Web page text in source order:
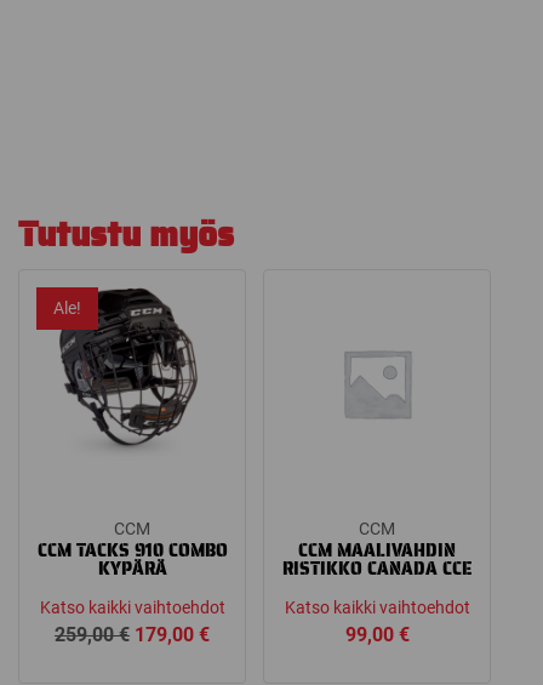
Tutustu myös
Ale!
CCM
CCM TACKS 910 COMBO
KYPÄRÄ
Katso kaikki vaihtoehdot
259,00€ Alkuperäinen
179,00€Nykyinen
CCM
CCM MAALIVAHDIN
RISTIKKO CANADA CCE
Katso kaikki vaihtoehdot
99,00 €